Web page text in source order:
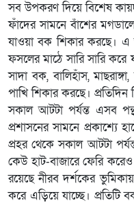
সব উপকরণ দিয়ে বিশেষ
ফাঁদের সামনে বাঁশের
যাওয়া বক শিকার করছে। এ
ফসলের মাঠে সারি সারি
সাদা বক, বালিহাঁস,
পাখি শিকার করছে।
সকাল আটটা পর্যন্ত এসব
প্রশাসনের সামনে প্রকাশ্যে
প্রহর থেকে সকাল আটটা
কেউ হাট-বাজারে ফেরি
রয়েছে নীরব দর্শকের
করে এড়িয়ে যাচ্ছে। প্রতিটি